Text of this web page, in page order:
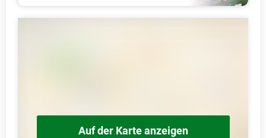
Auf der Karte anzeigen